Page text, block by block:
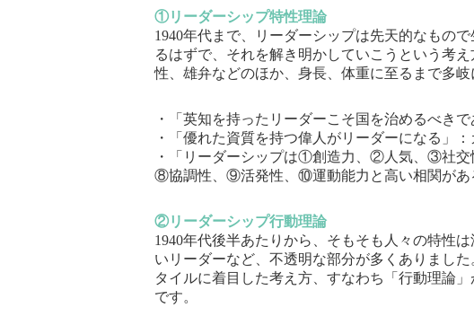
①リーダーシップ特性理論
1940年代まで、リーダーシップは先天的なもの
るはずで、それを解き明かしていこうという考
性、雄弁などのほか、身長、体重に至るまで多
・「英知を持ったリーダーこそ国を治めるべき
・「優れた資質を持つ偉人がリーダーになる」：
・「リーダーシップは①創造力、②人気、③社
⑧協調性、⑨活発性、⑩運動能力と高い相関があ
②リーダーシップ行動理論
1940年代後半あたりから、そもそも人々の特性
いリーダーなど、不透明な部分が多くありまし
タイルに着目した考え方、すなわち「行動理論
です。